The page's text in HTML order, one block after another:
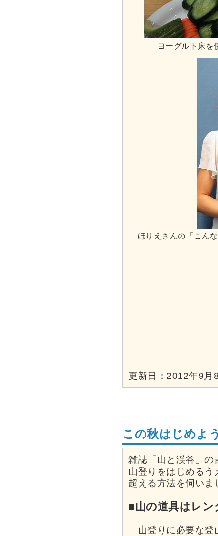
ヨーグルト床を
ほりえさんの「こん
更新日：2012年9月
この秋はじめよ
雑誌「山と渓谷」の
山登りをはじめるう
超える方法を伺いま
■山の道具はレン
山登りに必要な登